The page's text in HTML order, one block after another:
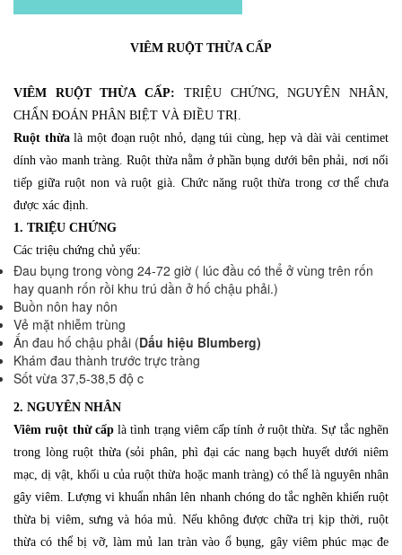
VIÊM RUỘT THỪA CẤP
VIÊM RUỘT THỪA CẤP: TRIỆU CHỨNG, NGUYÊN NHÂN,
CHẨN ĐOÁN PHÂN BIỆT VÀ ĐIỀU TRỊ.
Ruột thừalà một đoạn ruột nhỏ, dạng túi cùng, hẹp và dài vài centimet
dính vào manh tràng. Ruột thừa nằm ở phần bụng dưới bên phải, nơi nối
tiếp giữa ruột non và ruột già. Chức năng ruột thừa trong cơ thể chưa
được xác định.
1. TRIỆU CHỨNG
Các triệu chứng chủ yếu:
Đau bụng trong vòng 24-72 giờ ( lúc đầu có thể ở vùng trên rốn
hay quanh rốn rồi khu trú dần ở hố chậu phải.)
Buồn nôn hay nôn
Vẻ mặt nhiễm trùng
Ấn đau hố chậu phải (Dấu hiệu Blumberg)
Khám đau thành trước trực tràng
Sốt vừa 37,5-38,5 độ c
2. NGUYÊN NHÂN
Viêm ruột thừ cấplà tình trạng viêm cấp tính ở ruột thừa. Sự tắc nghẽn
trong lòng ruột thừa (sỏi phân, phì đại các nang bạch huyết dưới niêm
mạc, dị vật, khối u của ruột thừa hoặc manh tràng) có thể là nguyên nhân
gây viêm. Lượng vi khuẩn nhân lên nhanh chóng do tắc nghẽn khiến ruột
thừa bị viêm, sưng và hóa mủ. Nếu không được chữa trị kịp thời, ruột
thừa có thể bị vỡ, làm mủ lan tràn vào ổ bụng, gây viêm phúc mạc đe